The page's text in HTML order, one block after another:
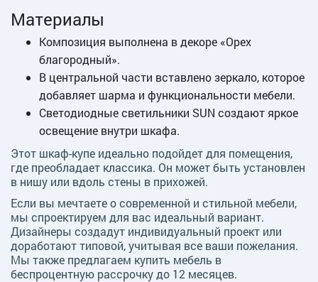
Материалы
Композиция выполнена в декоре «Орех
благородный».
В центральной части вставлено зеркало, которое
добавляет шарма и функциональности мебели.
Светодиодные светильники SUN создают яркое
освещение внутри шкафа.
Этот шкаф-купе идеально подойдет для помещения,
где преобладает классика. Он может быть установлен
в нишу или вдоль стены в прихожей.
Если вы мечтаете о современной и стильной мебели,
мы спроектируем для вас идеальный вариант.
Дизайнеры создадут индивидуальный проект или
доработают типовой, учитывая все ваши пожелания.
Мы также предлагаем купить мебель в
беспроцентную рассрочку до 12 месяцев.